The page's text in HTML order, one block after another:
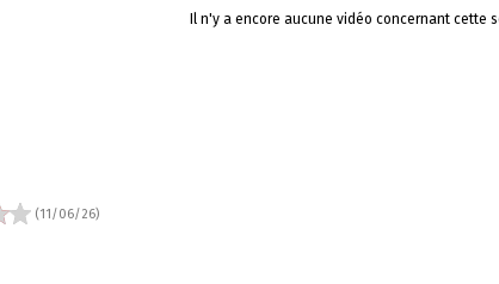
Il n'y a encore aucune vidéo concernant cette
(11/06/26)